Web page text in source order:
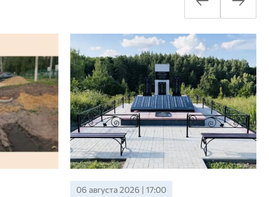
06 августа 2026 | 15:00